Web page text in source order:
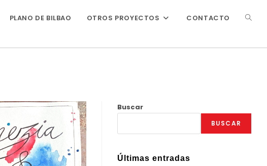
PLANO DE BILBAO OTROS PROYECTOS CONTACTO
Buscar
BUSCAR
Últimas entradas